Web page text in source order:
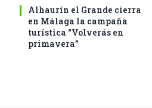
Alhaurín el Grande cierra
en Málaga la campaña
turística “Volverás en
primavera”